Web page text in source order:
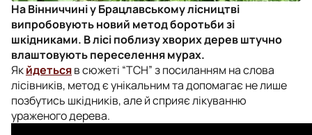
На Вінниччині у Брацлавському лісництві
випробовують новий метод боротьби зі
шкідниками. В лісі поблизу хворих дерев штучно
влаштовують переселення мурах.
Якйдетьсяв сюжеті “ТСН” з посиланням на слова
лісівників, метод є унікальним та допомагає не лише
позбутись шкідників, але й сприяє лікуванню
ураженого дерева.